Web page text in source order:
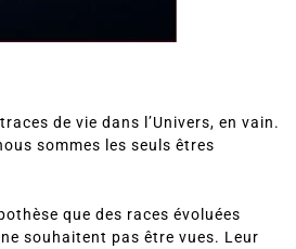
de vie dans l’Univers, en vain.
sommes les seuls êtres
que des races évoluées
souhaitent pas être vues. Leur